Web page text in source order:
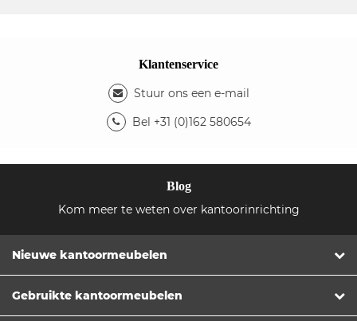
Klantenservice
Stuur ons een e-mail
Bel +31 (0)162 580654
Blog
Kom meer te weten over kantoorinrichting
Nieuwe kantoormeubelen
Gebruikte kantoormeubelen